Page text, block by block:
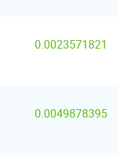
0.0023571821
0.0049878395